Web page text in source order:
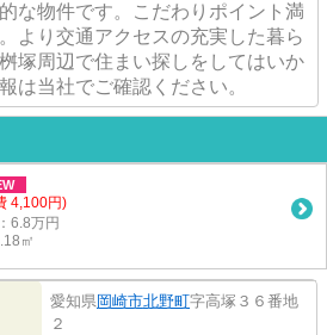
な物件です。こだわりポイント満
より交通アクセスの充実した暮ら
塚周辺で住まい探しをしてはいか
は当社でご確認ください。
4,100円)
6.8万円
㎡
愛知県岡崎市北野町字高塚３６番地
２